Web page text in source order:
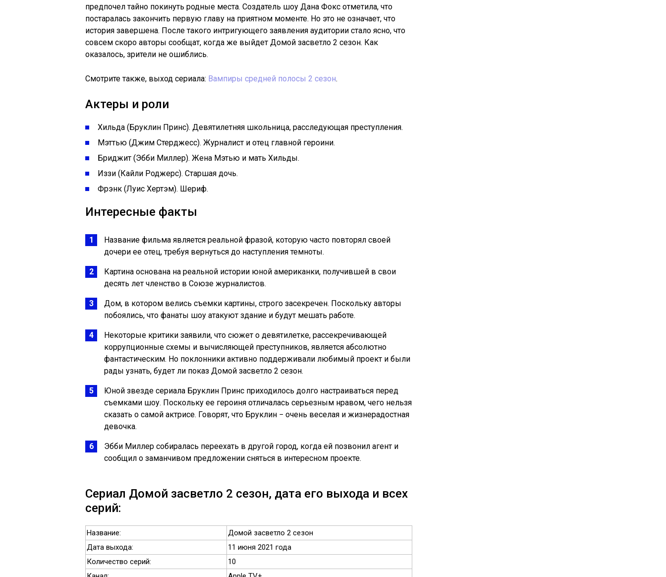
предпочел тайно покинуть родные места. Создатель шоу Дана Фокс отметила, что
постаралась закончить первую главу на приятном моменте. Но это не означает, что
история завершена. После такого интригующего заявления аудитории стало ясно, что
совсем скоро авторы сообщат, когда же выйдет Домой засветло 2 сезон. Как
оказалось, зрители не ошиблись.
Смотрите также, выход сериала: Вампиры средней полосы 2 сезон.
Актеры и роли
Хильда (Бруклин Принс). Девятилетняя школьница, расследующая преступления.
Мэттью (Джим Стерджесс). Журналист и отец главной героини.
Бриджит (Эбби Миллер). Жена Мэтью и мать Хильды.
Иззи (Кайли Роджерс). Старшая дочь.
Фрэнк (Луис Хертэм). Шериф.
Интересные факты
Название фильма является реальной фразой, которую часто повторял своей
дочери ее отец, требуя вернуться до наступления темноты.
Картина основана на реальной истории юной американки, получившей в свои
десять лет членство в Союзе журналистов.
Дом, в котором велись съемки картины, строго засекречен. Поскольку авторы
побоялись, что фанаты шоу атакуют здание и будут мешать работе.
Некоторые критики заявили, что сюжет о девятилетке, рассекречивающей
коррупционные схемы и вычисляющей преступников, является абсолютно
фантастическим. Но поклонники активно поддерживали любимый проект и были
рады узнать, будет ли показ Домой засветло 2 сезон.
Юной звезде сериала Бруклин Принс приходилось долго настраиваться перед
съемками шоу. Поскольку ее героиня отличалась серьезным нравом, чего нельзя
сказать о самой актрисе. Говорят, что Бруклин − очень веселая и жизнерадостная
девочка.
Эбби Миллер собиралась переехать в другой город, когда ей позвонил агент и
сообщил о заманчивом предложении сняться в интересном проекте.
Сериал Домой засветло 2 сезон, дата его выхода и всех
серий:
Название:
Домой засветло 2 сезон
Дата выхода:
11 июня 2021 года
Количество серий:
10